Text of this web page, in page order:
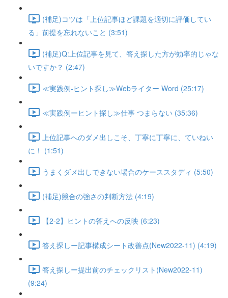
(補足)コツは「上位記事ほど課題を適切に評価してい
る」前提を忘れないこと (3:51)
(補足)Q:上位記事を見て、答え探した方が効率的じゃな
いですか？ (2:47)
≪実践例-ヒント探し≫Webライター Word (25:17)
≪実践例ーヒント探し≫仕事 つまらない (35:36)
上位記事へのダメ出しこそ、丁寧に丁寧に、ていねい
に！ (1:51)
うまくダメ出しできない場合のケーススタディ (5:50)
(補足)競合の強さの判断方法 (4:19)
【2-2】ヒントの答えへの反映 (6:23)
答え探しー記事構成シート改善点(New2022-11) (4:19)
答え探しー提出前のチェックリスト(New2022-11)
(9:24)